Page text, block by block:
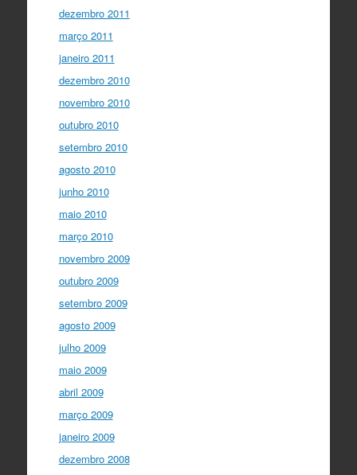
dezembro 2011
março 2011
janeiro 2011
dezembro 2010
novembro 2010
outubro 2010
setembro 2010
agosto 2010
junho 2010
maio 2010
março 2010
novembro 2009
outubro 2009
setembro 2009
agosto 2009
julho 2009
maio 2009
abril 2009
março 2009
janeiro 2009
dezembro 2008